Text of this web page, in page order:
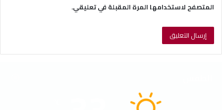
المتصفح لاستخدامها المرة المقبلة في تعليقي.